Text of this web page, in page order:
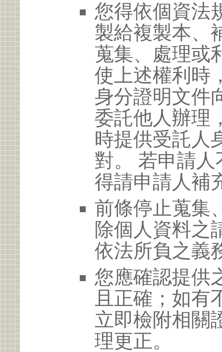
您得依個資法
製給複製本、
蒐集、處理或
使上述權利時
身分證明文件
委託他人辦理
時提供受託人
對。 若申請
得請申請人補
前條停止蒐集
除個人資料之
依法所負之義
您應確認提供
且正確；如有
立即檢附相關
理更正。